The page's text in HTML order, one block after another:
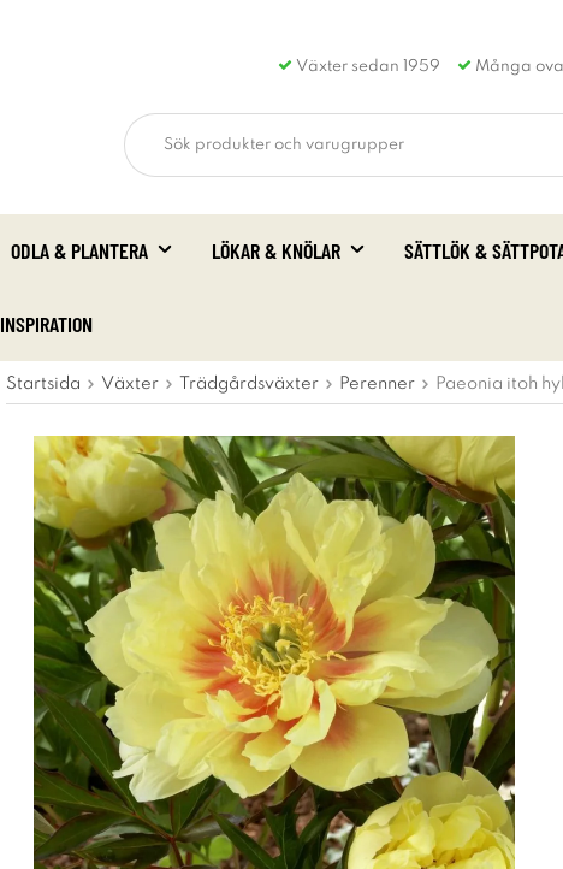
Växter sedan 1959 Många
ODLA & PLANTERA LÖKAR & KNÖLAR SÄTTLÖK &
INSPIRATION
Startsida Växter Trädgårdsväxter Perenner Paeonia itoh